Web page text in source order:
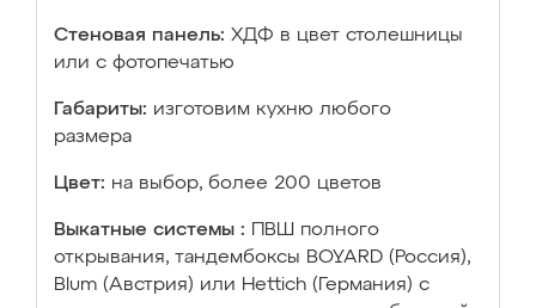
Стеновая панель: ХДФ в цвет столешницы
или с фотопечатью
Габариты: изготовим кухню любого
размера
Цвет: на выбор, более 200 цветов
Выкатные системы :
ПВШ полного
открывания, тандембоксы BOYARD (Россия),
Blum (Австрия) или Hettich (Германия) с